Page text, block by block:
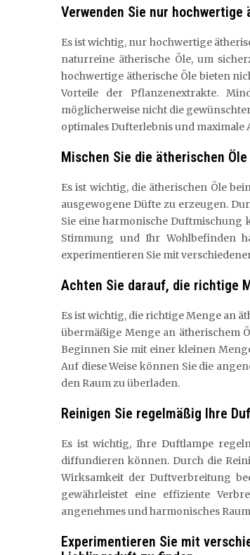
Verwenden Sie nur
Es ist wichtig, nur hochwertige
naturreine ätherische Öle, um
hochwertige ätherische Öle bieten
Vorteile der Pflanzenextrakte.
möglicherweise nicht die
optimales Dufterlebnis und maximale
Mischen Sie die ätherischen
Es ist wichtig, die ätherischen Öle
ausgewogene Düfte zu erzeugen.
Sie eine harmonische Duftmischung
Stimmung und Ihr Wohlbefinden
experimentieren Sie mit
Achten Sie darauf, die richtige
Es ist wichtig, die richtige Menge an
übermäßige Menge an ätherischem
Beginnen Sie mit einer kleinen
Auf diese Weise können Sie die
den Raum zu überladen.
Reinigen Sie regelmäßig Ihre
Es ist wichtig, Ihre Duftlampe
diffundieren können. Durch die
Wirksamkeit der Duftverbreitung
gewährleistet eine effiziente
angenehmes und harmonisches
Experimentieren Sie mit